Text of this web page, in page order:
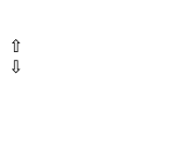
⇧
⇩